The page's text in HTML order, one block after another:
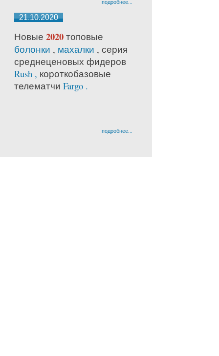
подробнее...
21.10.2020
Новые 2020 топовые
болонки , махалки , серия
среднеценовых фидеров
Rush , короткобазовые
телематчи Fargo .
подробнее...